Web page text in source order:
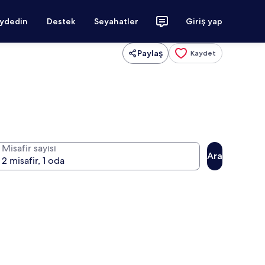
Destek Seyahatler Giriş yap
Paylaş Kaydet
Misafir sayısı
Ara